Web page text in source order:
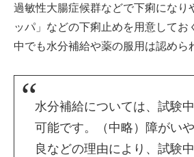
過敏性大腸症候群などで下痢になり
ッパ」などの下痢止めを用意してお
中でも水分補給や薬の服用は認めら
水分補給については、試験
可能です。（中略）障がい
良などの理由により、試験